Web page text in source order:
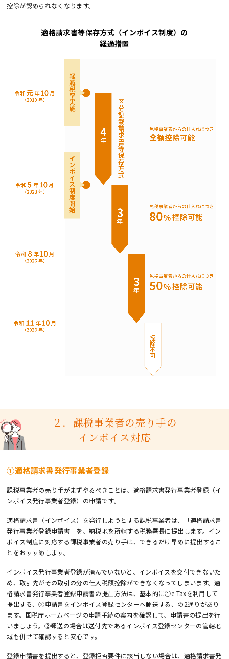
控除が認められなくなります。
適格請求書等保存方式（インボイス制度）の
経過措置
２．課税事業者の売り手の
インボイス対応
①適格請求書発行事業者登録
課税事業者の売り手がまずやるべきことは、適格請求書発行事業者登録（イ
ンボイス発行事業者登録）の申請です。
適格請求書（インボイス）を発行しようとする課税事業者は、「適格請求書
発行事業者登録申請書」を、納税地を所轄する税務署長に提出します。イン
ボイス制度に対応する課税事業者の売り手は、できるだけ早めに提出するこ
とをおすすめします。
インボイス発行事業者登録が済んでいないと、インボイスを交付できないた
め、取引先がその取引の分の仕入税額控除ができなくなってしまいます。適
格請求書発行事業者登録申請書の提出方法は、基本的に①e-Taxを利用して
提出する、②申請書をインボイス登録センターへ郵送する、の2通りがあり
ます。国税庁ホームページの申請手続の案内を確認して、申請書の提出を行
いましょう。②郵送の場合は送付先であるインボイス登録センターの管轄地
域も併せて確認すると安心です。
登録申請書を提出すると、登録拒否要件に該当しない場合は、適格請求書発